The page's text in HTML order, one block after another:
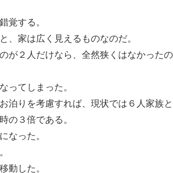
覚する。
、家は広く見えるものなのだ。
が２人だけなら、全然狭くはなかったの
ってしまった。
泊りを考慮すれば、現状では６人家族と
の３倍である。
なった。
動した。